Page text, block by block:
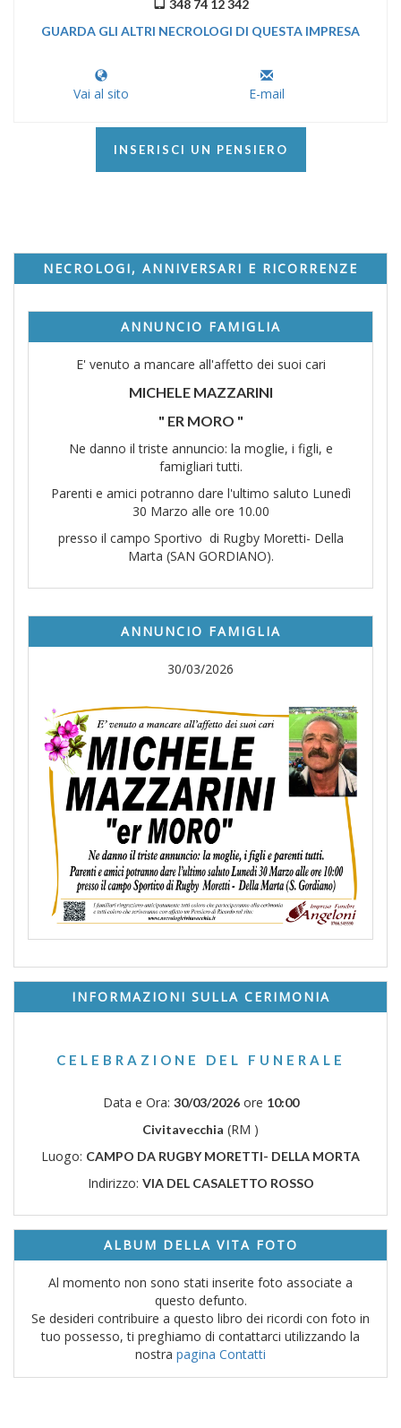
348 74 12 342
GUARDA GLI ALTRI NECROLOGI DI QUESTA IMPRESA
Vai al sito E-mail
INSERISCI UN PENSIERO
NECROLOGI, ANNIVERSARI E RICORRENZE
ANNUNCIO FAMIGLIA
E' venuto a mancare all'affetto dei suoi cari
MICHELE MAZZARINI
" ER MORO "
Ne danno il triste annuncio: la moglie, i figli, e
famigliari tutti.
Parenti e amici potranno dare l'ultimo saluto Lunedì
30 Marzo alle ore 10.00
presso il campo Sportivo di Rugby Moretti- Della
Marta (SAN GORDIANO).
ANNUNCIO FAMIGLIA
30/03/2026
INFORMAZIONI SULLA CERIMONIA
CELEBRAZIONE DEL FUNERALE
Data e Ora: 30/03/2026ore 10:00
Civitavecchia (RM )
Luogo: CAMPO DA RUGBY MORETTI- DELLA MORTA
Indirizzo: VIA DEL CASALETTO ROSSO
ALBUM DELLA VITA FOTO
Al momento non sono stati inserite foto associate a
questo defunto.
Se desideri contribuire a questo libro dei ricordi con foto in
tuo possesso, ti preghiamo di contattarci utilizzando la
nostra pagina Contatti